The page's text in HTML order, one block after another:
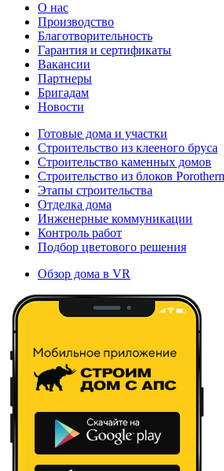
О нас
Производство
Благотворительность
Гарантия и сертификаты
Вакансии
Партнеры
Бригадам
Новости
Готовые дома и участки
Строительство из клееного бруса
Строительство каменных домов
Строительство из блоков
Этапы строительства
Отделка дома
Инженерные коммуникации
Контроль работ
Подбор цветового решения
Обзор дома в VR